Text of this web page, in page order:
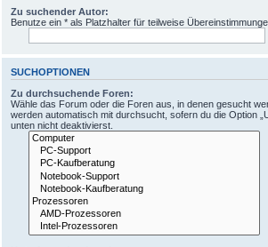
Zu suchender Autor:
Benutze ein * als Platzhalter für teilweise
SUCHOPTIONEN
Zu durchsuchende Foren:
Wähle das Forum oder die Foren aus, in denen gesucht
werden automatisch mit durchsucht, sofern du die Option
unten nicht deaktivierst.